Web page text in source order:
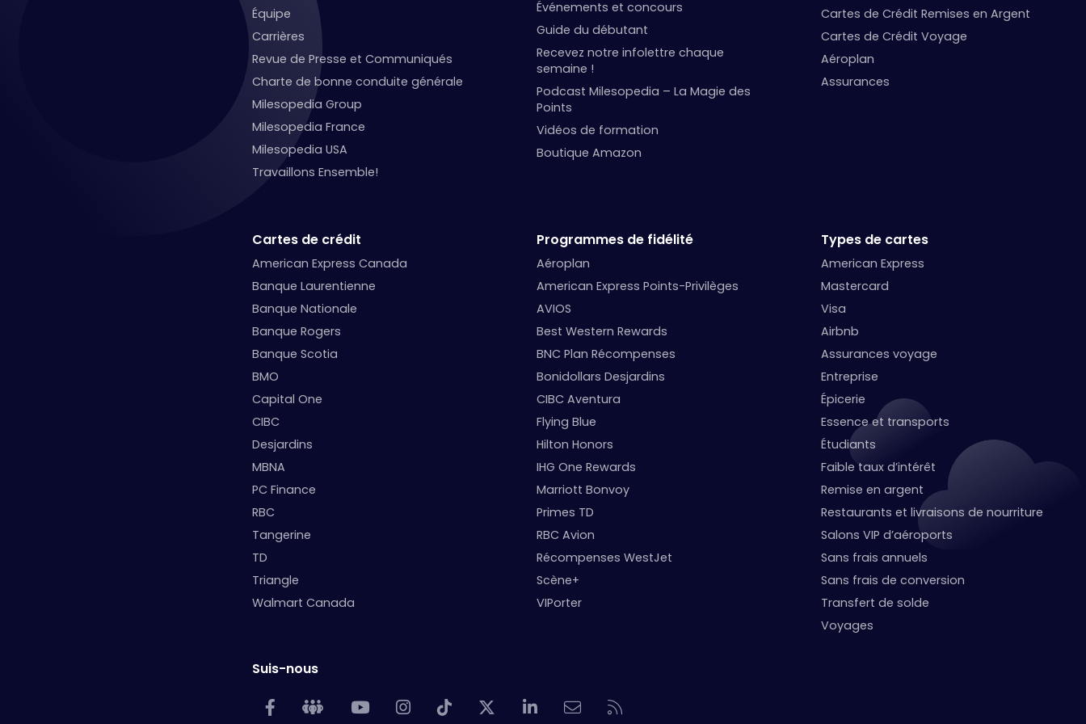
Équipe
Carrières
Revue de Presse et Communiqués
Charte de bonne conduite générale
Milesopedia Group
Milesopedia France
Milesopedia USA
Travaillons Ensemble!
Événements et concours
Guide du débutant
Recevez notre infolettre chaque
semaine !
Podcast Milesopedia – La Magie des
Points
Vidéos de formation
Boutique Amazon
Cartes de Crédit Remises en Argent
Cartes de Crédit Voyage
Aéroplan
Assurances
Cartes de crédit
American Express Canada
Banque Laurentienne
Banque Nationale
Banque Rogers
Banque Scotia
BMO
Capital One
CIBC
Desjardins
MBNA
PC Finance
RBC
Tangerine
TD
Triangle
Walmart Canada
Programmes de fidélité
Aéroplan
American Express Points-Privilèges
AVIOS
Best Western Rewards
BNC Plan Récompenses
Bonidollars Desjardins
CIBC Aventura
Flying Blue
Hilton Honors
IHG One Rewards
Marriott Bonvoy
Primes TD
RBC Avion
Récompenses WestJet
Scène+
VIPorter
Types de cartes
American Express
Mastercard
Visa
Airbnb
Assurances voyage
Entreprise
Épicerie
Essence et transports
Étudiants
Faible taux d’intérêt
Remise en argent
Restaurants et livraisons de nourriture
Salons VIP d’aéroports
Sans frais annuels
Sans frais de conversion
Transfert de solde
Voyages
Suis-nous